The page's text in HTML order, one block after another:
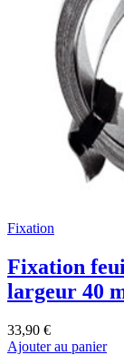
Fixation
Fixation
largeur 40
33,90 €
Ajouter au panier